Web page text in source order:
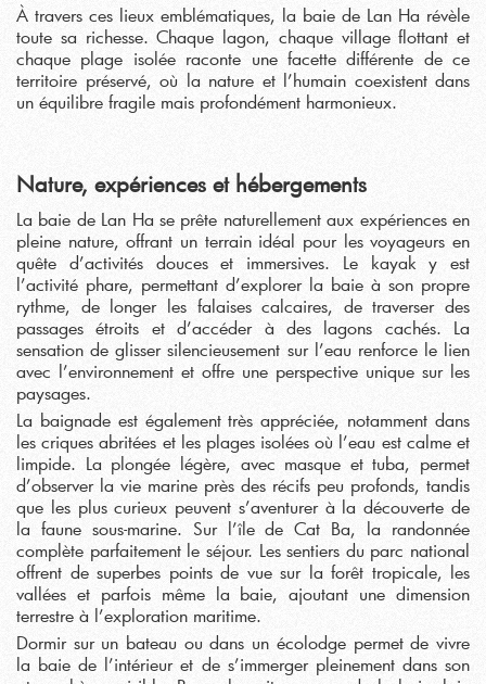
À travers ces lieux emblématiques, la baie de Lan Ha révèle
toute sa richesse. Chaque lagon, chaque village flottant et
chaque plage isolée raconte une facette différente de ce
territoire préservé, où la nature et l’humain coexistent dans
un équilibre fragile mais profondément harmonieux.
Nature, expériences et hébergements
La baie de Lan Ha se prête naturellement aux expériences en
pleine nature, offrant un terrain idéal pour les voyageurs en
quête d’activités douces et immersives. Le kayak y est
l’activité phare, permettant d’explorer la baie à son propre
rythme, de longer les falaises calcaires, de traverser des
passages étroits et d’accéder à des lagons cachés. La
sensation de glisser silencieusement sur l’eau renforce le lien
avec l’environnement et offre une perspective unique sur les
paysages.
La baignade est également très appréciée, notamment dans
les criques abritées et les plages isolées où l’eau est calme et
limpide. La plongée légère, avec masque et tuba, permet
d’observer la vie marine près des récifs peu profonds, tandis
que les plus curieux peuvent s’aventurer à la découverte de
la faune sous-marine. Sur l’île de Cat Ba, la randonnée
complète parfaitement le séjour. Les sentiers du parc national
offrent de superbes points de vue sur la forêt tropicale, les
vallées et parfois même la baie, ajoutant une dimension
terrestre à l’exploration maritime.
Dormir sur un bateau ou dans un écolodge permet de vivre
la baie de l’intérieur et de s’immerger pleinement dans son